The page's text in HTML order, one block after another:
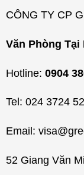
c
CÔNG TY CP
Văn Phòng Tại
Hotline: 0904
Tel: 024 3724
Email:
52 Giang Văn